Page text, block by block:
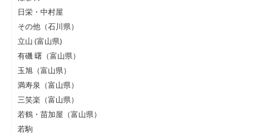
日栄・中村屋
その他（石川県）
立山 (富山県)
有磯 曙（富山県）
玉旭（富山県）
満寿泉（富山県）
三笑楽（富山県）
若鶴・苗加屋（富山県）
若駒